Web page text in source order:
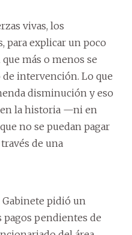
vivas, los
para explicar un poco
más o menos se
de intervención. Lo que
disminución y eso
la historia —ni en
no se puedan pagar
de una
pidió un
pagos pendientes de